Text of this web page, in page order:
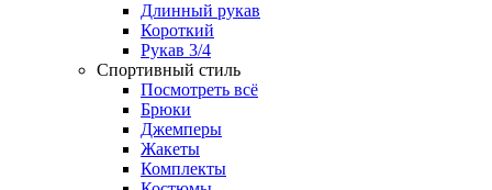
Длинный рукав
Короткий
Рукав 3/4
Спортивный стиль
Посмотреть всё
Брюки
Джемперы
Жакеты
Комплекты